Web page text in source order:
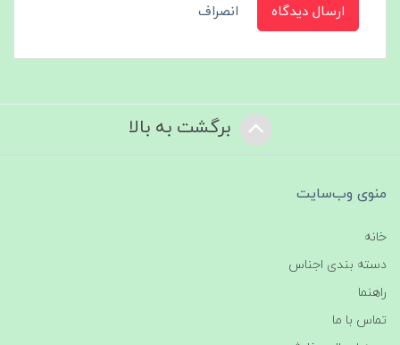
ارسال دیدگاه انصراف
برگشت به بالا
منوی وب‌سایت
خانه
دسته بندی اجناس
راهنما
تماس با ما